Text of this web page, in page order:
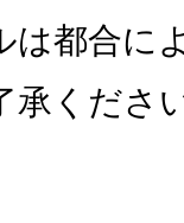
都合に
承くださ